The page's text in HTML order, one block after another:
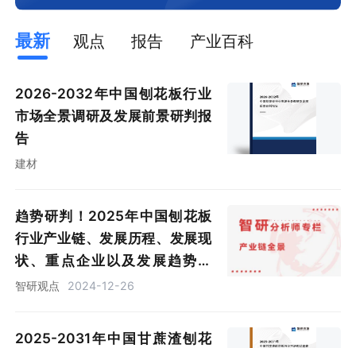
最新 观点 报告 产业百科
2026-2032年中国刨花板行业
市场全景调研及发展前景研判报
告
建材
趋势研判！2025年中国刨花板
行业产业链、发展历程、发展现
状、重点企业以及发展趋势分
析：我国刨花板产业正在经历第
智研观点 2024-12-26
2025-2031年中国甘蔗渣刨花